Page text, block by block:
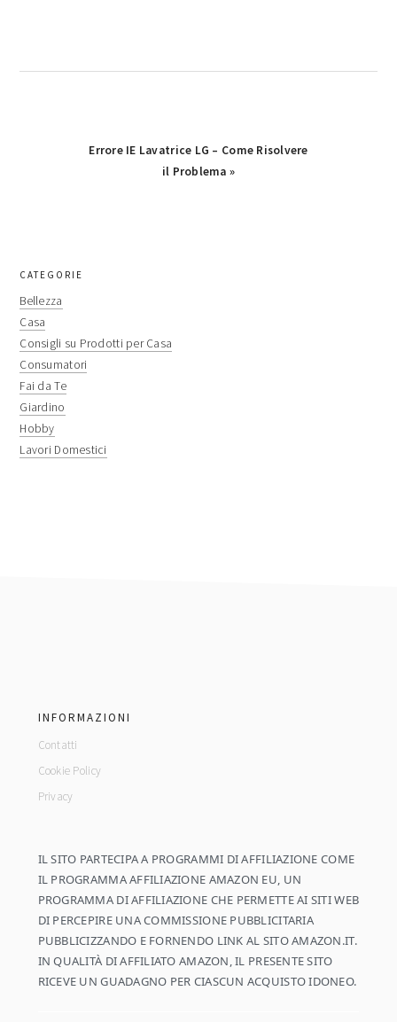
Next
Errore IE Lavatrice LG – Come Risolvere
il Problema »
primary
sidebar
CATEGORIE
Bellezza
Casa
Consigli su Prodotti per Casa
Consumatori
Fai da Te
Giardino
Hobby
Lavori Domestici
INFORMAZIONI
Contatti
Cookie Policy
Privacy
IL SITO PARTECIPA A PROGRAMMI DI AFFILIAZIONE COME
IL PROGRAMMA AFFILIAZIONE AMAZON EU, UN
PROGRAMMA DI AFFILIAZIONE CHE PERMETTE AI SITI WEB
DI PERCEPIRE UNA COMMISSIONE PUBBLICITARIA
PUBBLICIZZANDO E FORNENDO LINK AL SITO AMAZON.IT.
IN QUALITÀ DI AFFILIATO AMAZON, IL PRESENTE SITO
RICEVE UN GUADAGNO PER CIASCUN ACQUISTO IDONEO.